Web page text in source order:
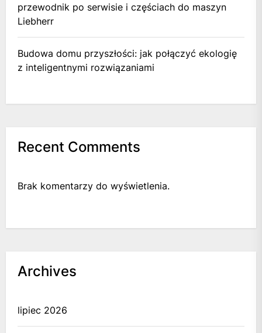
przewodnik po serwisie i częściach do maszyn
Liebherr
Budowa domu przyszłości: jak połączyć ekologię
z inteligentnymi rozwiązaniami
Recent Comments
Brak komentarzy do wyświetlenia.
Archives
lipiec 2026